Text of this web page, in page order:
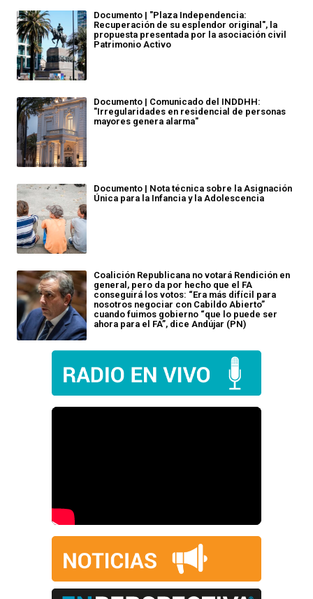
Documento | "Plaza Independencia:
Recuperación de su esplendor original", la
propuesta presentada por la asociación civil
Patrimonio Activo
Documento | Comunicado del INDDHH:
"Irregularidades en residencial de personas
mayores genera alarma"
Documento | Nota técnica sobre la Asignación
Única para la Infancia y la Adolescencia
Coalición Republicana no votará Rendición en
general, pero da por hecho que el FA
conseguirá los votos: “Era más difícil para
nosotros negociar con Cabildo Abierto”
cuando fuimos gobierno “que lo puede ser
ahora para el FA”, dice Andújar (PN)